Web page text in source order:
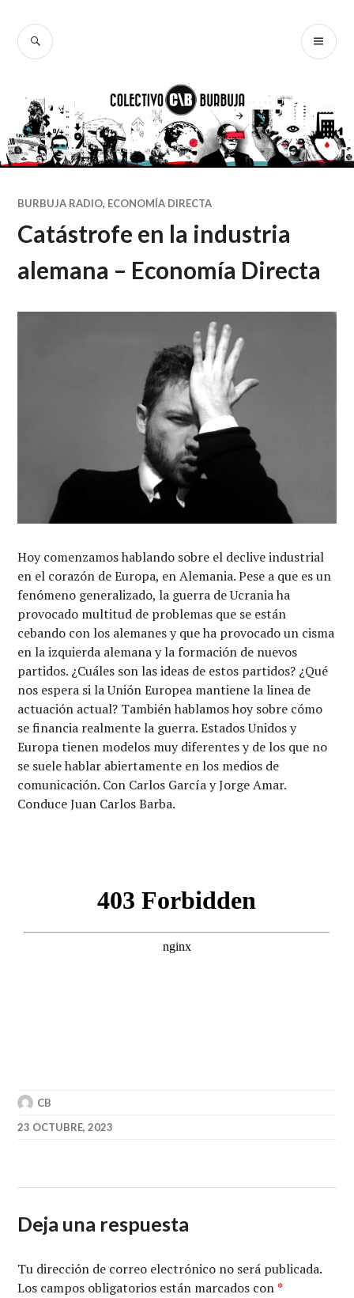
contenido
BUSCAR
BURBUJA RADIO, ECONOMÍA DIRECTA
Catástrofe en la industria
alemana – Economía Directa
Hoy comenzamos hablando sobre el declive industrial
en el corazón de Europa, en Alemania. Pese a que es un
fenómeno generalizado, la guerra de Ucrania ha
provocado multitud de problemas que se están
cebando con los alemanes y que ha provocado un cisma
en la izquierda alemana y la formación de nuevos
partidos. ¿Cuáles son las ideas de estos partidos? ¿Qué
nos espera si la Unión Europea mantiene la linea de
actuación actual? También hablamos hoy sobre cómo
se financia realmente la guerra. Estados Unidos y
Europa tienen modelos muy diferentes y de los que no
se suele hablar abiertamente en los medios de
comunicación. Con Carlos García y Jorge Amar.
Conduce Juan Carlos Barba.
CB
23 OCTUBRE, 2023
Deja una respuesta
Tu dirección de correo electrónico no será publicada.
Los campos obligatorios están marcados con*